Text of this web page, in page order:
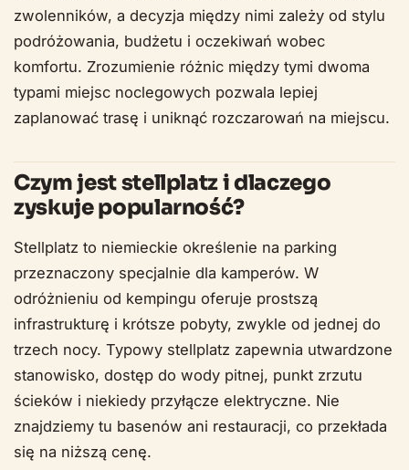
zwolenników, a decyzja między nimi zależy od stylu
podróżowania, budżetu i oczekiwań wobec
komfortu. Zrozumienie różnic między tymi dwoma
typami miejsc noclegowych pozwala lepiej
zaplanować trasę i uniknąć rozczarowań na miejscu.
Czym jest stellplatz i dlaczego
zyskuje popularność?
Stellplatz to niemieckie określenie na parking
przeznaczony specjalnie dla kamperów. W
odróżnieniu od kempingu oferuje prostszą
infrastrukturę i krótsze pobyty, zwykle od jednej do
trzech nocy. Typowy stellplatz zapewnia utwardzone
stanowisko, dostęp do wody pitnej, punkt zrzutu
ścieków i niekiedy przyłącze elektryczne. Nie
znajdziemy tu basenów ani restauracji, co przekłada
się na niższą cenę.